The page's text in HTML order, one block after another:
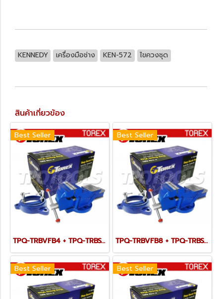
KENNEDY เครื่องมือช่าง KEN-572 ไขควงชุด
สินค้าเกี่ยวข้อง
Best Seller
TPQ-TRBVFB4 + TPQ-TRBSWV4 ชุดปากกาจับชิ้นงาน 100 มม. (4") พร้อมฐานหมุน
Best Seller
TPQ-TRBVFB8 + TPQ-TRBSWV8 ชุดปากกาจับชิ้นงาน 200 มม. (8") พร้อมฐานหมุน
Best Seller Best Seller